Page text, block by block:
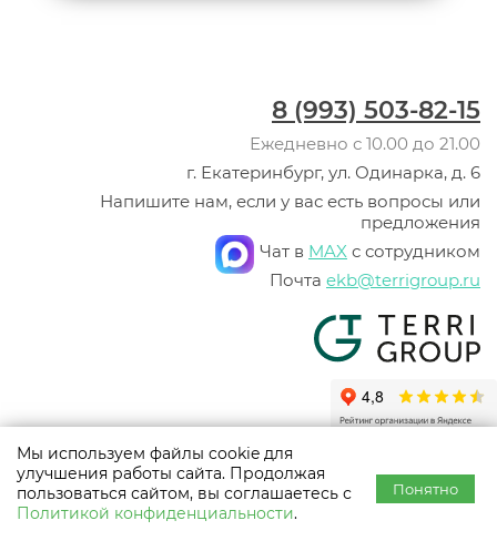
© ООО «Терри Групп», 2003 -
Политика конфиденциальности
Использование материалов сайта разрешено только с предварительного
согласия правообладателей. Все права на материалы принадлежат их
8 (993) 503-82-15
Ежедневно с 10.00 до 21.00
г. Екатеринбург, ул. Одинарка, д. 6
Напишите нам, если у вас есть вопросы или
предложения
Чат в MAX с сотрудником
Почта ekb@terrigroup.ru
Мы используем файлы cookie для
улучшения работы сайта. Продолжая
пользоваться сайтом, вы соглашаетесь с
Политикой конфиденциальности.
Понятно